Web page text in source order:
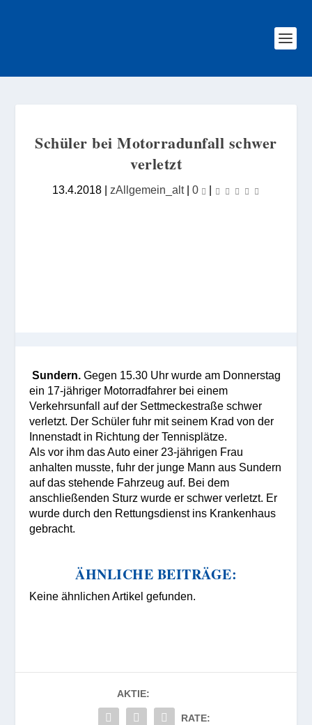
Schüler bei Motorradunfall schwer
verletzt
13.4.2018| zAllgemein_alt| 0 |
Sundern. Gegen 15.30 Uhr wurde am Donnerstag
ein 17-jähriger Motorradfahrer bei einem
Verkehrsunfall auf der Settmeckestraße schwer
verletzt. Der Schüler fuhr mit seinem Krad von der
Innenstadt in Richtung der Tennisplätze.
Als vor ihm das Auto einer 23-jährigen Frau
anhalten musste, fuhr der junge Mann aus Sundern
auf das stehende Fahrzeug auf. Bei dem
anschließenden Sturz wurde er schwer verletzt. Er
wurde durch den Rettungsdienst ins Krankenhaus
gebracht.
ÄHNLICHE BEITRÄGE:
Keine ähnlichen Artikel gefunden.
AKTIE:
RATE: